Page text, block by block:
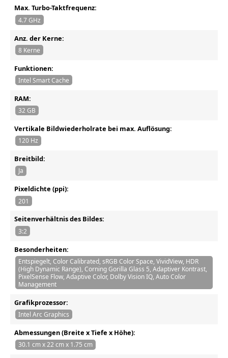
Max. Turbo-Taktfrequenz:
4.7 GHz
Anz. der Kerne:
8 Kerne
Funktionen:
Intel Smart Cache
RAM:
32 GB
Vertikale Bildwiederholrate bei max. Auflösung:
120 Hz
Breitbild:
Ja
Pixeldichte (ppi):
201
Seitenverhältnis des Bildes:
3:2
Besonderheiten:
Entspiegelt, Color Calibrated, sRGB Color Space, VividView, HDR
(High Dynamic Range), Corning Gorilla Glass 5, Adaptiver Kontrast,
PixelSense Flow, Adaptive Color, Dolby Vision IQ, Auto Color
Management
Grafikprozessor:
Intel Arc Graphics
Abmessungen (Breite x Tiefe x Höhe):
30.1 cm x 22 cm x 1.75 cm